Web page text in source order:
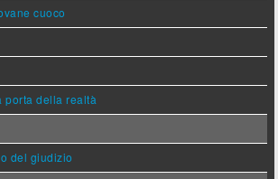
cuoco
porta della realtà
del giudizio